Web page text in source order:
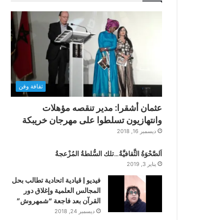
ثقافة وفن
عثمان أشقرا: مدير تنقصه مؤهلات
وانتهازيون تسلطوا على مهرجان خريبكة
ديسمبر 16, 2018
اَلصَّحْوَةُ الثَّقافيَّةُ…تلك السُّلطةُ المُزْعجةُ
يناير 3, 2019
فيديو | قيادية اتحادية تطالب بحل
المجالس العلمية وإغلاق دور
القرآن بعد فاجعة “شمهروش”
ديسمبر 24, 2018